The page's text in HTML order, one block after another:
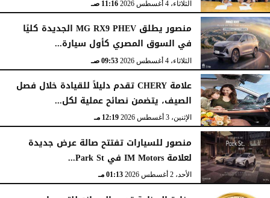
الثلاثاء، 4 أغسطس 2026 11:16 صـ
منصور يطلق MG RX9 PHEV الجديدة كليًا
في السوق المصري كأول سيارة...
الثلاثاء، 4 أغسطس 2026 09:53 صـ
علامة CHERY تقدم دليلاً للقيادة خلال فصل
الصيف، يتضمن نصائح عملية لكل...
الإثنين، 3 أغسطس 2026 12:19 مـ
منصور للسيارات تفتتح صالة عرض جديدة
لعلامة IM Motors في Park St...
الأحد، 2 أغسطس 2026 01:13 مـ